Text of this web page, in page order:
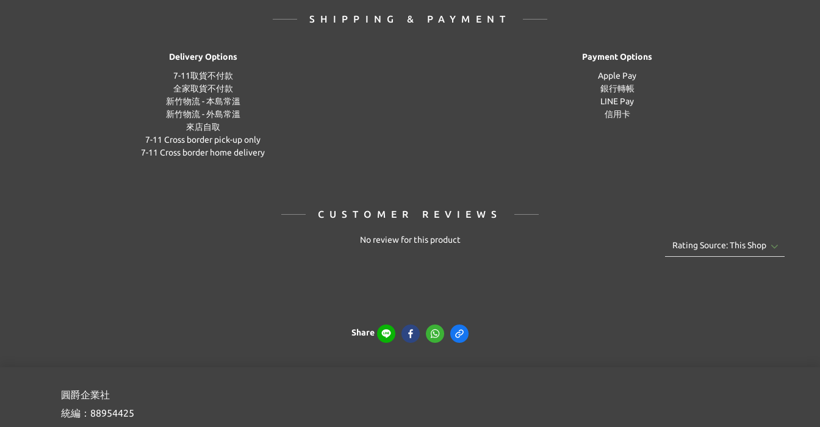
SHIPPING & PAYMENT
Delivery Options
7-11取貨不付款
全家取貨不付款
新竹物流 - 本島常溫
新竹物流 - 外島常溫
來店自取
7-11 Cross border pick-up only
7-11 Cross border home delivery
Payment Options
Apple Pay
銀行轉帳
LINE Pay
信用卡
CUSTOMER REVIEWS
No review for this product
Share
圓爵企業社
統編：88954425